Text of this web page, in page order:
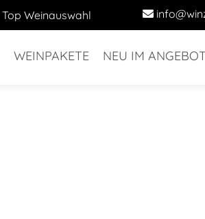
Top Weinauswahl
WEINPAKETE NEU IM ANGEBOT